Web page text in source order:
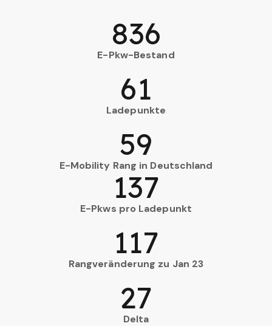
E-Pkw-Bestand
836
Ladepunkte
61
E-Mobility Rang in Deutschland
59
E-Pkws pro Ladepunkt
137
Rangveränderung zu Jan 23
117
Delta
27